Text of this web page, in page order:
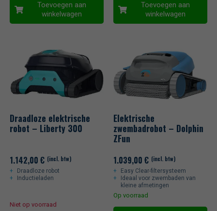
Toevoegen aan
winkelwagen
Toevoegen aan
winkelwagen
Draadloze elektrische
robot – Liberty 300
1.142,00 € (incl. btw)
Draadloze robot
Inductieladen
Niet op voorraad
Elektrische
zwembadrobot – Dolphin
ZFun
1.039,00 € (incl. btw)
Easy Clear-filtersysteem
Ideaal voor zwembaden van
kleine afmetingen
Op voorraad